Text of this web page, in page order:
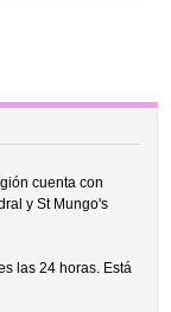
cuenta con
y St Mungo's
las 24 horas. Está